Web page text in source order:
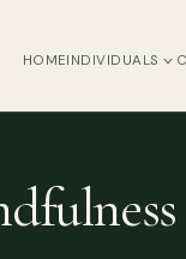
HOMEINDIVIDUALS